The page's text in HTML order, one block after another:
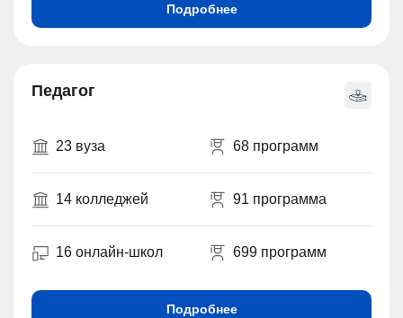
Подробнее
Педагог
23 вуза 68 программ
14 колледжей 91 программа
16 онлайн-школ 699 программ
Подробнее